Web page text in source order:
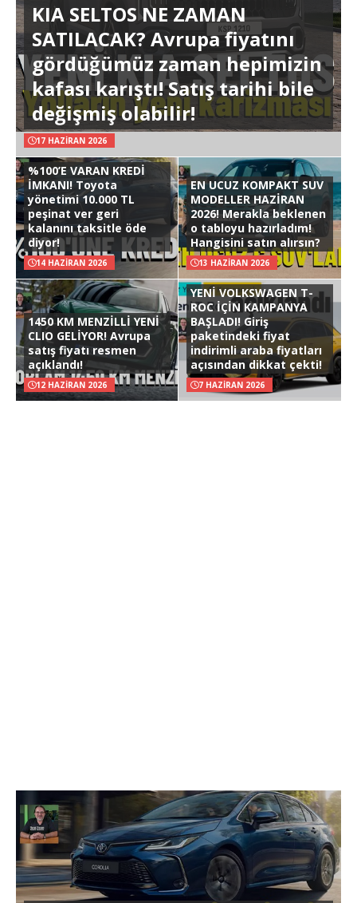
KIA SELTOS NE ZAMAN
SATILACAK? Avrupa fiyatını
gördüğümüz zaman hepimizin
kafası karıştı! Satış tarihi bile
değişmiş olabilir!
17 HAZIRAN 2026
%100’E VARAN KREDİ
İMKANI! Toyota
yönetimi 10.000 TL
peşinat ver geri
kalanını taksitle öde
diyor!
14 HAZIRAN 2026
EN UCUZ KOMPAKT SUV
MODELLER HAZİRAN
2026! Merakla beklenen
o tabloyu hazırladım!
Hangisini satın alırsın?
13 HAZIRAN 2026
1450 KM MENZİLLİ YENİ
CLIO GELİYOR! Avrupa
satış fiyatı resmen
açıklandı!
12 HAZIRAN 2026
YENİ VOLKSWAGEN T-
ROC İÇİN KAMPANYA
BAŞLADI! Giriş
paketindeki fiyat
indirimli araba fiyatları
açısından dikkat çekti!
7 HAZIRAN 2026